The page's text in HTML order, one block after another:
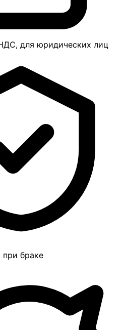
для юридических лиц
при браке